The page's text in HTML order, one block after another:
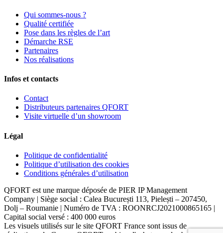
Qui sommes-nous ?
Qualité certifiée
Pose dans les règles de l’art
Démarche RSE
Partenaires
Nos réalisations
Infos et contacts
Contact
Distributeurs partenaires QFORT
Visite virtuelle d’un showroom
Légal
Politique de confidentialité
Politique d’utilisation des cookies
Conditions générales d’utilisation
QFORT est une marque déposée de PIER IP Management
Company | Siège social : Calea București 113, Pielești – 207450,
Dolj – Roumanie | Numéro de TVA : ROONRCJ2021000865165 |
Capital social versé : 400 000 euros
Les visuels utilisés sur le site QFORT France sont issus de